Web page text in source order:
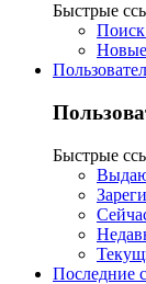
Быстрые
Быстрые
Последние